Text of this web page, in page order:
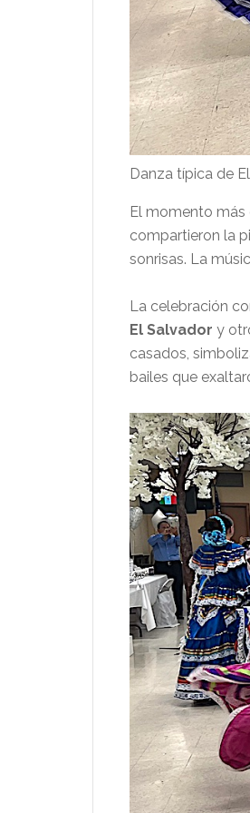
Danza típica de
El momento
compartieron la
sonrisas. La
La celebración
El Salvador y
casados,
bailes que